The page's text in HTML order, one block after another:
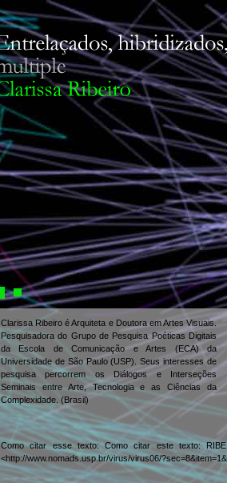
Clarissa Ribeiro é Arquiteta e Doutora em Artes Visuais.
Pesquisadora do Grupo de Pesquisa Poéticas Digitais
da Escola de Comunicação e Artes (ECA) da
Universidade de São Paulo (USP). Seus interesses de
pesquisa percorrem os Diálogos e Interseções
Seminais entre Arte, Tecnologia e as Ciências da
Complexidade. (Brasil)
Como citar esse texto: Como citar este texto:
<http://www.nomads.usp.br/virus/virus06/